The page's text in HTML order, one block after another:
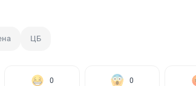
ЦБ
0 0